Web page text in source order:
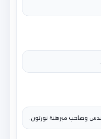
وصاحب مبرهنة نورتون.